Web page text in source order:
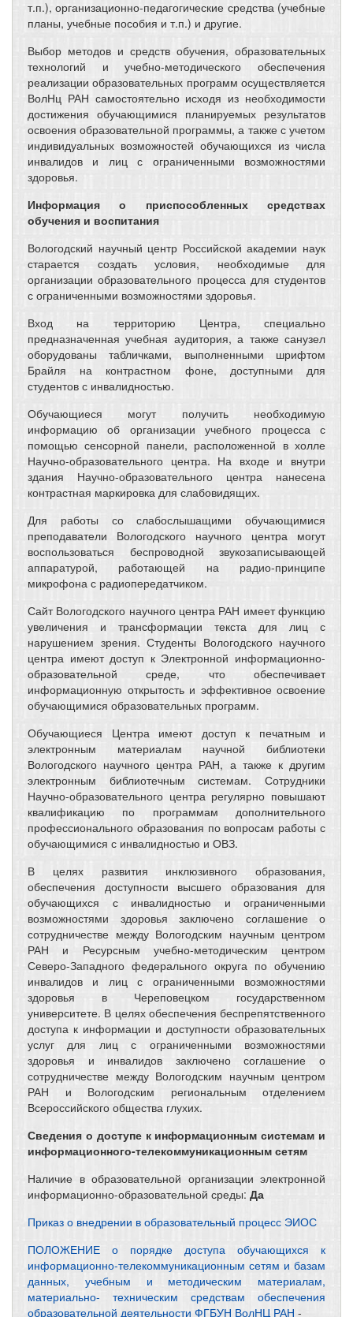
т.п.), организационно-педагогические средства (учебные
планы, учебные пособия и т.п.) и другие.
Выбор методов и средств обучения, образовательных
технологий и учебно-методического обеспечения
реализации образовательных программ осуществляется
ВолНц РАН самостоятельно исходя из необходимости
достижения обучающимися планируемых результатов
освоения образовательной программы, а также с учетом
индивидуальных возможностей обучающихся из числа
инвалидов и лиц с ограниченными возможностями
здоровья.
Информация о приспособленных средствах
обучения и воспитания
Вологодский научный центр Российской академии наук
старается создать условия, необходимые для
организации образовательного процесса для студентов
с ограниченными возможностями здоровья.
Вход на территорию Центра, специально
предназначенная учебная аудитория, а также санузел
оборудованы табличками, выполненными шрифтом
Брайля на контрастном фоне, доступными для
студентов с инвалидностью.
Обучающиеся могут получить необходимую
информацию об организации учебного процесса с
помощью сенсорной панели, расположенной в холле
Научно-образовательного центра. На входе и внутри
здания Научно-образовательного центра нанесена
контрастная маркировка для слабовидящих.
Для работы со слабослышащими обучающимися
преподаватели Вологодского научного центра могут
воспользоваться беспроводной звукозаписывающей
аппаратурой, работающей на радио-принципе
микрофона с радиопередатчиком.
Сайт Вологодского научного центра РАН имеет функцию
увеличения и трансформации текста для лиц с
нарушением зрения. Студенты Вологодского научного
центра имеют доступ к Электронной информационно-
образовательной среде, что обеспечивает
информационную открытость и эффективное освоение
обучающимися образовательных программ.
Обучающиеся Центра имеют доступ к печатным и
электронным материалам научной библиотеки
Вологодского научного центра РАН, а также к другим
электронным библиотечным системам. Сотрудники
Научно-образовательного центра регулярно повышают
квалификацию по программам дополнительного
профессионального образования по вопросам работы с
обучающимися с инвалидностью и ОВЗ.
В целях развития инклюзивного образования,
обеспечения доступности высшего образования для
обучающихся с инвалидностью и ограниченными
возможностями здоровья заключено соглашение о
сотрудничестве между Вологодским научным центром
РАН и Ресурсным учебно-методическим центром
Северо-Западного федерального округа по обучению
инвалидов и лиц с ограниченными возможностями
здоровья в Череповецком государственном
университете. В целях обеспечения беспрепятственного
доступа к информации и доступности образовательных
услуг для лиц с ограниченными возможностями
здоровья и инвалидов заключено соглашение о
сотрудничестве между Вологодским научным центром
РАН и Вологодским региональным отделением
Всероссийского общества глухих.
Сведения о доступе к информационным системам и
информационного-телекоммуникационным сетям
Наличие в образовательной организации электронной
информационно-образовательной среды: Да
Приказ о внедрении в образовательный процесс ЭИОС
ПОЛОЖЕНИЕ о порядке доступа обучающихся к
информационно-телекоммуникационным сетям и базам
данных, учебным и методическим материалам,
материально- техническим средствам обеспечения
образовательной деятельности ФГБУН ВолНЦ РАН -